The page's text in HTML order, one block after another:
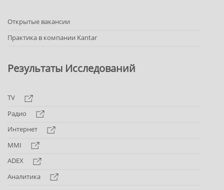
Открытые вакансии
Практика в компании Kantar
Результаты Исследований
TV
Радио
Интернет
MMI
ADEX
Аналитика